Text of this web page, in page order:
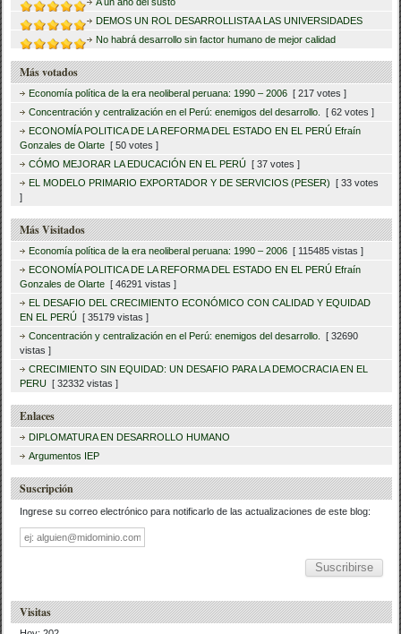
DEMOS UN ROL DESARROLLISTA A LAS UNIVERSIDADES
No habrá desarrollo sin factor humano de mejor calidad
Más votados
Economía política de la era neoliberal peruana: 1990 – 2006 [ 217 votes ]
Concentración y centralización en el Perú: enemigos del desarrollo.
[ 62 votes ]
ECONOMÍA POLITICA DE LA REFORMA DEL ESTADO EN EL PERÚ Efraín
Gonzales de Olarte [ 50 votes ]
CÓMO MEJORAR LA EDUCACIÓN EN EL PERÚ [ 37 votes ]
EL MODELO PRIMARIO EXPORTADOR Y DE SERVICIOS (PESER) [ 33 votes
]
Más Visitados
Economía política de la era neoliberal peruana: 1990 – 2006 [ 115485 vistas ]
ECONOMÍA POLITICA DE LA REFORMA DEL ESTADO EN EL PERÚ Efraín
Gonzales de Olarte [ 46291 vistas ]
EL DESAFIO DEL CRECIMIENTO ECONÓMICO CON CALIDAD Y EQUIDAD
EN EL PERÚ [ 35179 vistas ]
Concentración y centralización en el Perú: enemigos del desarrollo.
[ 32690
vistas ]
CRECIMIENTO SIN EQUIDAD: UN DESAFIO PARA LA DEMOCRACIA EN EL
PERU [ 32332 vistas ]
Enlaces
DIPLOMATURA EN DESARROLLO HUMANO
Argumentos IEP
Suscripción
Ingrese su correo electrónico para notificarlo de las actualizaciones de este blog:
Dirección
de
correo
Visitas